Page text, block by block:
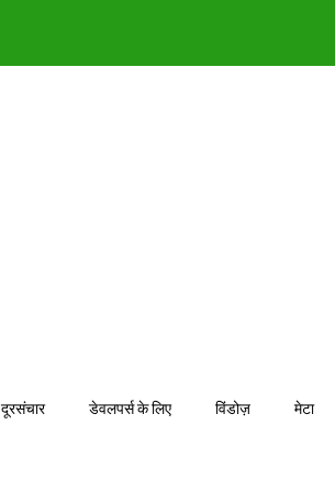
दूरसंचार डेवलपर्स के लिए विंडोज़ मेटा